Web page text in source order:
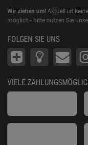
Wir ziehen um! Aktuell ist
möglich - bitte nutzen Sie
FOLGEN SIE UNS
VIELE